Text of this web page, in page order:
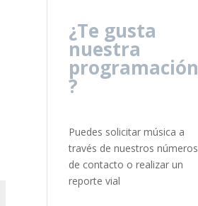
¿Te gusta
nuestra
programación
?
Puedes solicitar música a
través de nuestros números
de contacto o realizar un
reporte vial